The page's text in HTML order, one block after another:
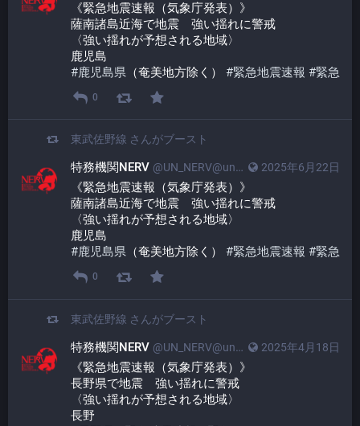
《緊急地震速報（気象庁発表）》
薩南諸島近海で地震　強い揺れに警戒
〈強い揺れが予想される地域〉
鹿児島
#鹿児島県 （奄美地方除く） #緊急地震速報 #緊急
0
東武佐野線 さんがブースト
2025年6月22日
特務機関NERV @UN_NERV@unnerv.jp
《緊急地震速報（気象庁発表）》
薩南諸島近海で地震　強い揺れに警戒
〈強い揺れが予想される地域〉
鹿児島
#鹿児島県 （奄美地方除く） #緊急地震速報 #緊急
0
東武佐野線 さんがブースト
2025年4月18日
特務機関NERV @UN_NERV@unnerv.jp
《緊急地震速報（気象庁発表）》
長野県で地震　強い揺れに警戒
〈強い揺れが予想される地域〉
長野